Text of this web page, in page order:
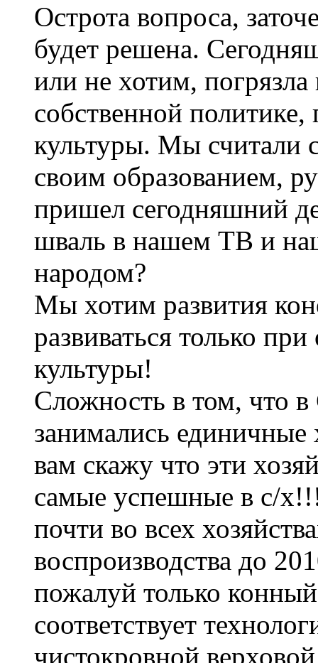
Острота вопроса,
будет решена.
или не хотим, погрязла
собственной политике,
культуры. Мы считали
своим образованием,
пришел сегодняшний
шваль в нашем ТВ и
народом?
Мы хотим развития
развиваться только
культуры!
Сложность в том, что
занимались единичные
вам скажу что эти
самые успешные в с/
почти во всех
воспроизводства до
пожалуй только
соответствует
чистокровной